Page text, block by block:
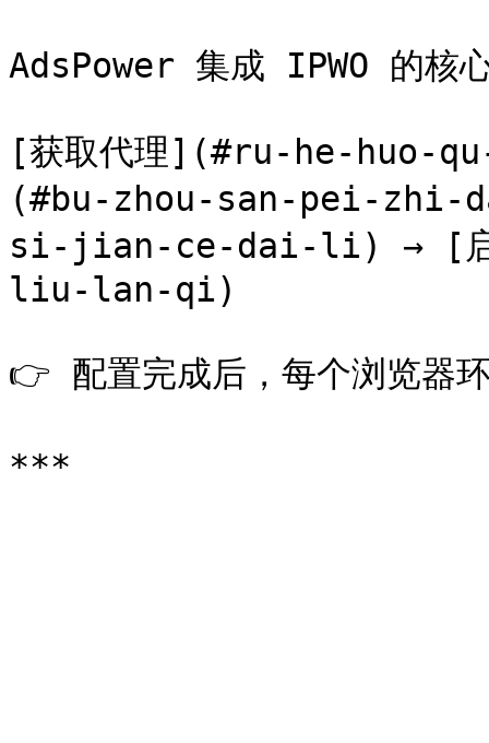
AdsPower 集成 IPWO 的核
[获取代理](#ru-he-
(#bu-zhou-san-pei-
si-jian-ce-dai-li) → [启
liu-lan-qi)
👉 配置完成后，每个浏览器